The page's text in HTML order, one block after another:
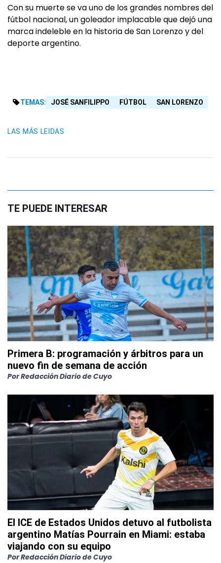
Con su muerte se va uno de los grandes nombres del
fútbol nacional, un goleador implacable que dejó una
marca indeleble en la historia de San Lorenzo y del
deporte argentino.
TEMAS: JOSÉ SANFILIPPO FÚTBOL SAN LORENZO
LAS MÁS LEIDAS
TE PUEDE INTERESAR
Primera B: programación y árbitros para un
nuevo fin de semana de acción
PorRedacción Diario de Cuyo
El ICE de Estados Unidos detuvo al futbolista
argentino Matías Pourrain en Miami: estaba
viajando con su equipo
PorRedacción Diario de Cuyo